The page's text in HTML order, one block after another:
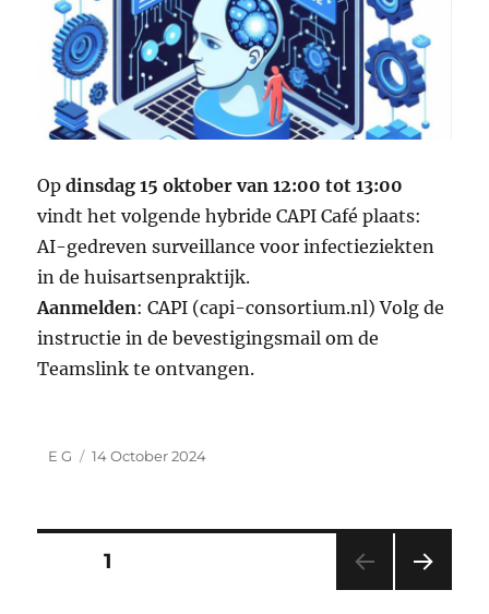
Opdinsdag 15 oktober van 12:00 tot 13:00
vindt het volgende hybride CAPI Café plaats:
AI-gedreven surveillance voor infectieziekten
in de huisartsenpraktijk.
Aanmelden: CAPI (capi-consortium.nl) Volg de
instructie in de bevestigingsmail om de
Teamslink te ontvangen.
Author
E G
Posted
14 October 2024
Posts
PAGE1